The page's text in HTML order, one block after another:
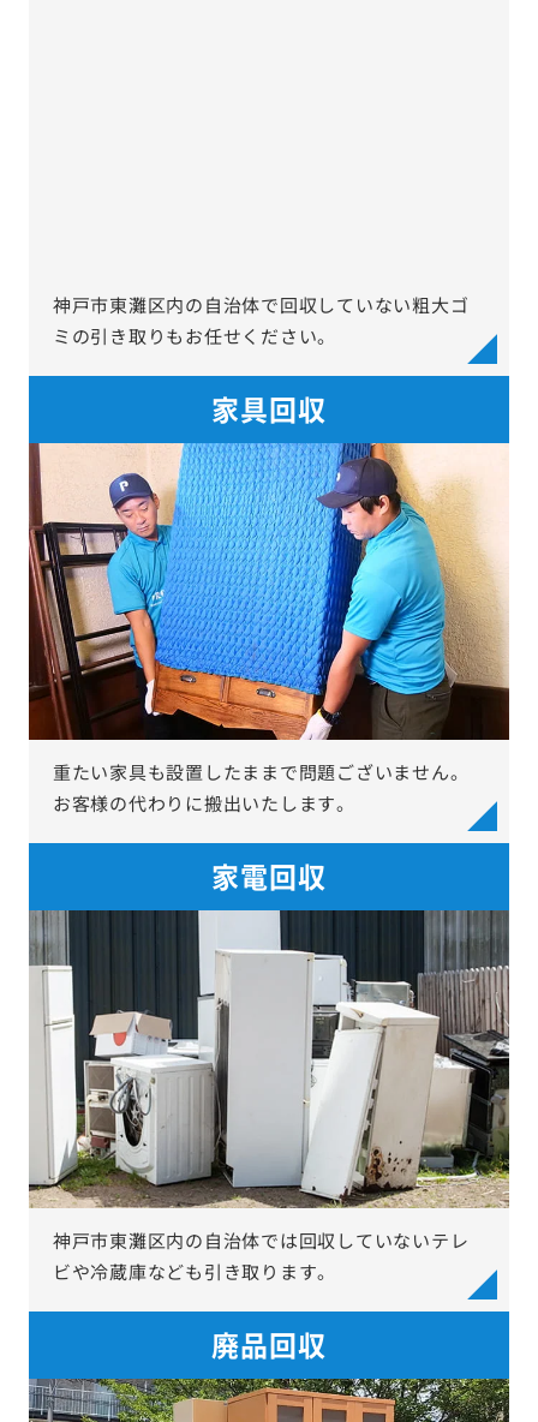
神戸市東灘区内の自治体で回収していない粗大ゴ
ミの引き取りもお任せください。
家具回収
重たい家具も設置したままで問題ございません。
お客様の代わりに搬出いたします。
家電回収
神戸市東灘区内の自治体では回収していないテレ
ビや冷蔵庫なども引き取ります。
廃品回収